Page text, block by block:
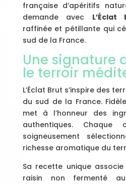
française d’apéritifs
demande avec L’Éclat
raffinée et pétillante qui
sud de la France.
Une signature
le terroir
L’Éclat Brut s’inspire des
du sud de la France.
met à l’honneur des
authentiques.
soigneusement
richesse aromatique du
Sa recette unique
raisin non fermenté